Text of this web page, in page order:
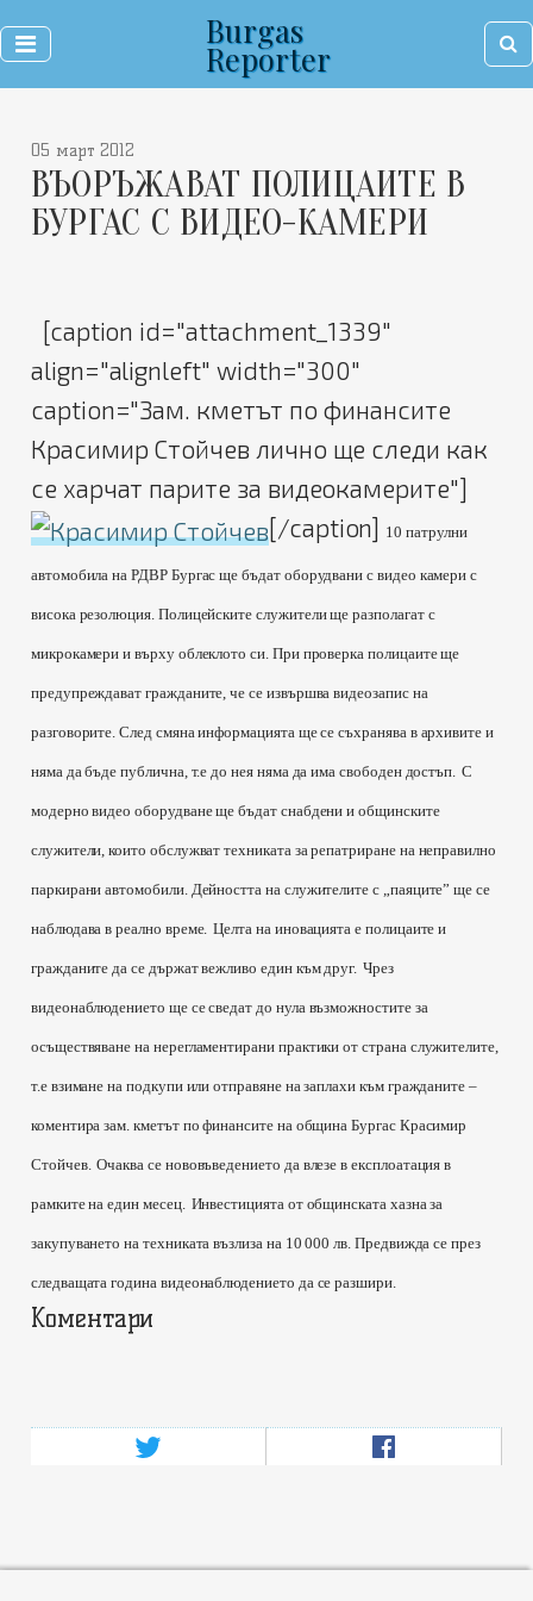
Burgas
Reporter
05 март 2012
ВЪОРЪЖАВАТ ПОЛИЦАИТЕ В
БУРГАС С ВИДЕО-КАМЕРИ
[caption id="attachment_1339"
align="alignleft" width="300"
caption="Зам. кметът по финансите
Красимир Стойчев лично ще следи как
се харчат парите за видеокамерите"]
[/caption] 10 патрулни
автомобила на РДВР Бургас ще бъдат оборудвани с видео камери с
висока резолюция. Полицейските служители ще разполагат с
микрокамери и върху облеклото си. При проверка полицаите ще
предупреждават гражданите, че се извършва видеозапис на
разговорите. След смяна информацията ще се съхранява в архивите и
няма да бъде публична, т.е до нея няма да има свободен достъп. С
модерно видео оборудване ще бъдат снабдени и общинските
служители, които обслужват техниката за репатриране на неправилно
паркирани автомобили. Дейността на служителите с „паяците” ще се
наблюдава в реално време. Целта на иновацията е полицаите и
гражданите да се държат вежливо един към друг. Чрез
видеонаблюдението ще се сведат до нула възможностите за
осъществяване на нерегламентирани практики от страна служителите,
т.е взимане на подкупи или отправяне на заплахи към гражданите –
коментира зам. кметът по финансите на община Бургас Красимир
Стойчев. Очаква се нововъведението да влезе в експлоатация в
рамките на един месец. Инвестицията от общинската хазна за
закупуването на техниката възлиза на 10 000 лв. Предвижда се през
следващата година видеонаблюдението да се разшири.
Коментари